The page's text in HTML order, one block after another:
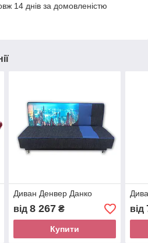
14 днів за домовленістю
Диван Денвер Данко
від 8 267₴
Купити
від